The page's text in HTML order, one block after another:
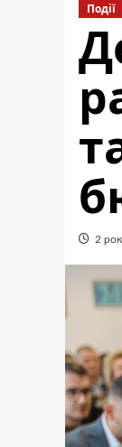
Події
2